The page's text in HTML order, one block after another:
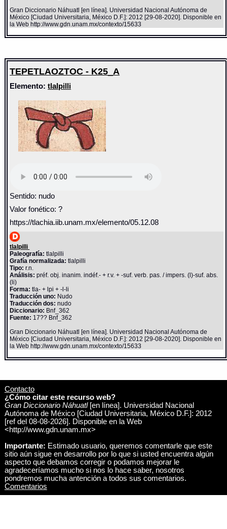
Gran Diccionario Náhuatl [en línea]. Universidad Nacional Autónoma de
México [Ciudad Universitaria, México D.F.]: 2012 [29-08-2020]. Disponible en
la Web http://www.gdn.unam.mx/contexto/15633
TEPETLAOZTOC - K25_A
Elemento:tlalpilli
Sentido: nudo
Valor fonético: ?
https://tlachia.iib.unam.mx/elemento/05.12.08
tlalpilli
Paleografía: tlalpilli
Grafía normalizada: tlalpilli
Tipo: r.n.
Análisis: préf. obj. inanim. indéf.- + r.v. + -suf. verb. pas. / impers. (l)-suf. abs.
(li)
Forma: tla- + lpi + -l-li
Traducción uno: Nudo
Traducción dos: nudo
Diccionario: Bnf_362
Fuente: 17?? Bnf_362
Gran Diccionario Náhuatl [en línea]. Universidad Nacional Autónoma de
México [Ciudad Universitaria, México D.F.]: 2012 [29-08-2020]. Disponible en
la Web http://www.gdn.unam.mx/contexto/15633
Contacto
¿Cómo citar este recurso web?
Gran Diccionario Náhuatl[en línea]. Universidad Nacional
Autónoma de México [Ciudad Universitaria, México D.F.]: 2012
[ref del 08-08-2026]. Disponible en la Web
<http://www.gdn.unam.mx>
Importante: Estimado usuario, queremos comentarle que este
sitio aún sigue en desarrollo por lo que si usted encuentra algún
aspecto que debamos corregir o podamos mejorar le
agradeceríamos mucho si nos lo hace saber, nosotros
pondremos mucha antención a todos sus comentarios.
Comentarios